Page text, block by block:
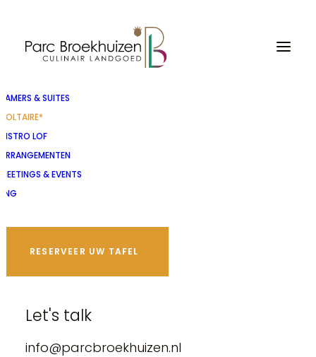
KAMERS & SUITES
VOLTAIRE*
BISTRO LOF
ARRANGEMENTEN
MEETINGS & EVENTS
ENG
RESERVEER UW TAFEL
Let's talk
info@parcbroekhuizen.nl
Restaurant Voltaire*